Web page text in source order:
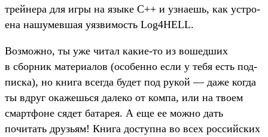
трей­нера для игры на язы­ке С++ и узна­ешь, как устро­
ена нашумев­шая уяз­вимость Log4HELL.
Воз­можно, ты уже читал какие‑то из вошед­ших
в сбор­ник матери­алов (осо­бен­но если у тебя есть под­
писка), но кни­га всег­да будет под рукой — даже ког­да
ты вдруг ока­жешь­ся далеко от ком­па, или на тво­ем
смар­тфо­не сядет батарея. А еще ее мож­но дать
почитать друзь­ям! Кни­га дос­тупна во всех рос­сий­ских